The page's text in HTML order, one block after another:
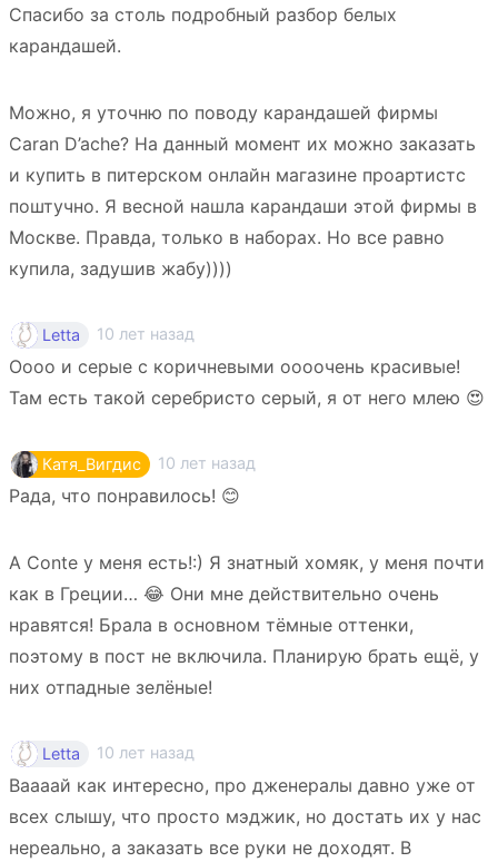
Спасибо за столь подробный разбор белых
карандашей.
Можно, я уточню по поводу карандашей фирмы
Caran D’ache? На данный момент их можно заказать
и купить в питерском онлайн магазине проартистс
поштучно. Я весной нашла карандаши этой фирмы в
Москве. Правда, только в наборах. Но все равно
купила, задушив жабу))))
Letta 10 лет назад
Оооо и серые с коричневыми оооочень красивые!
Там есть такой серебристо серый, я от него млею 😍
Катя_Вигдис 10 лет назад
Рада, что понравилось! 😊
А Conte у меня есть!:) Я знатный хомяк, у меня почти
как в Греции… 😂 Они мне действительно очень
нравятся! Брала в основном тёмные оттенки,
поэтому в пост не включила. Планирую брать ещё, у
них отпадные зелёные!
Letta 10 лет назад
Ваааай как интересно, про дженералы давно уже от
всех слышу, что просто мэджик, но достать их у нас
нереально, а заказать все руки не доходят. В